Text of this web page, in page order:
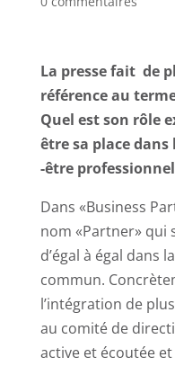
La presse fait de
référence au
Quel est son rôle
être sa place
-être
Dans «Business
nom «Partner» qui
d’égal à égal dans
commun.
l’intégration de
au comité de
active et écoutée